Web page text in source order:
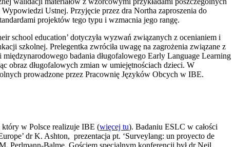
Ustnej. Przyjęcie przez dra Northa zaproszenia do
projektów tego typu i wzmacnia jego rangę.
school education’ dotyczyła wyzwań związanych z ocenianiem i
szkolnej. Prelegentka zwróciła uwagę na zagrożenia związane z
badania długofalowego Early Language Learning
obraz długofalowych zmian w umiejętnościach dzieci. W
prowadzone przez Pracownię Języków Obcych w IBE.
w Polsce realizuje IBE (więcej tu). Badaniu ESLC w całości
dr K. Ashton, prezentacja pt. ‘Surveylang: un proyecto de